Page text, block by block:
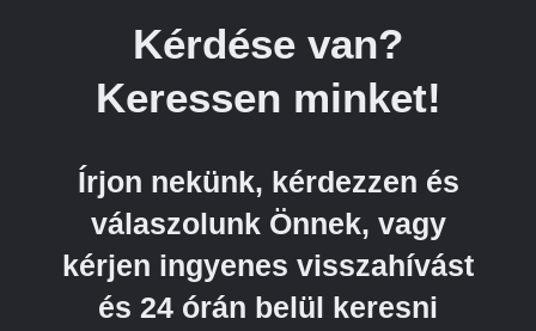
Kérdése van?
Keressen minket!
Írjon nekünk, kérdezzen és
válaszolunk Önnek, vagy
kérjen ingyenes visszahívást
és 24 órán belül keresni